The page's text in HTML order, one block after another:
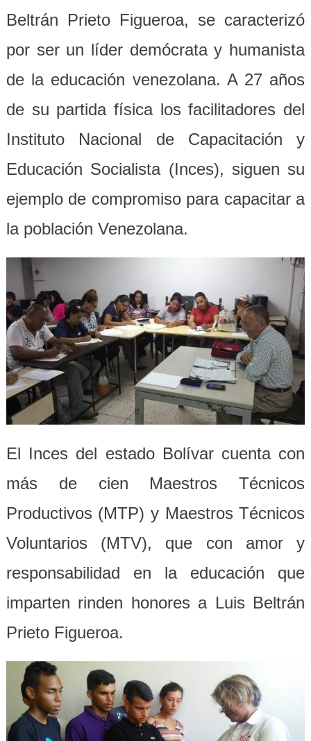
Beltrán Prieto Figueroa, se caracterizó
por ser un líder demócrata y humanista
de la educación venezolana. A 27 años
de su partida física los facilitadores del
Instituto Nacional de Capacitación y
Educación Socialista (Inces), siguen su
ejemplo de compromiso para capacitar a
la población Venezolana.
El Inces del estado Bolívar cuenta con
más de cien Maestros Técnicos
Productivos (MTP) y Maestros Técnicos
Voluntarios (MTV), que con amor y
responsabilidad en la educación que
imparten rinden honores a Luis Beltrán
Prieto Figueroa.